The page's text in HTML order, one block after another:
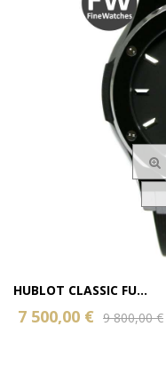
HUBLOT CLASSIC FU...
7 500,00 € 9 800,00 €